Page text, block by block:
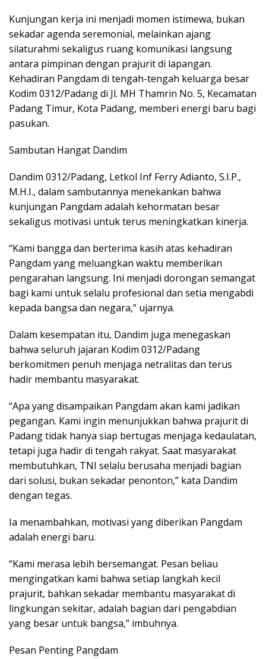
Kunjungan kerja ini menjadi momen istimewa, bukan
sekadar agenda seremonial, melainkan ajang
silaturahmi sekaligus ruang komunikasi langsung
antara pimpinan dengan prajurit di lapangan.
Kehadiran Pangdam di tengah-tengah keluarga besar
Kodim 0312/Padang di Jl. MH Thamrin No. 5, Kecamatan
Padang Timur, Kota Padang, memberi energi baru bagi
pasukan.
Sambutan Hangat Dandim
Dandim 0312/Padang, Letkol Inf Ferry Adianto, S.I.P.,
M.H.I., dalam sambutannya menekankan bahwa
kunjungan Pangdam adalah kehormatan besar
sekaligus motivasi untuk terus meningkatkan kinerja.
“Kami bangga dan berterima kasih atas kehadiran
Pangdam yang meluangkan waktu memberikan
pengarahan langsung. Ini menjadi dorongan semangat
bagi kami untuk selalu profesional dan setia mengabdi
kepada bangsa dan negara,” ujarnya.
Dalam kesempatan itu, Dandim juga menegaskan
bahwa seluruh jajaran Kodim 0312/Padang
berkomitmen penuh menjaga netralitas dan terus
hadir membantu masyarakat.
“Apa yang disampaikan Pangdam akan kami jadikan
pegangan. Kami ingin menunjukkan bahwa prajurit di
Padang tidak hanya siap bertugas menjaga kedaulatan,
tetapi juga hadir di tengah rakyat. Saat masyarakat
membutuhkan, TNI selalu berusaha menjadi bagian
dari solusi, bukan sekadar penonton,” kata Dandim
dengan tegas.
Ia menambahkan, motivasi yang diberikan Pangdam
adalah energi baru.
“Kami merasa lebih bersemangat. Pesan beliau
mengingatkan kami bahwa setiap langkah kecil
prajurit, bahkan sekadar membantu masyarakat di
lingkungan sekitar, adalah bagian dari pengabdian
yang besar untuk bangsa,” imbuhnya.
Pesan Penting Pangdam